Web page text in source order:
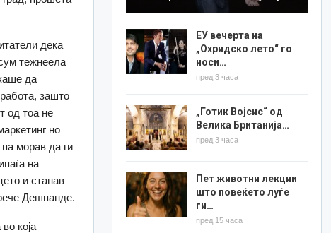
дека
тежнеела
да
зашто
од тоа не
но
морав да ги
на
и станав
Дешпанде.
која
ЕУ вечерта на
„Охридско лето“ го
носи…
пред 3 часа
„Готик Војсис“ од
Велика Британија…
пред 3 часа
Пет животни лекции
што повеќето луѓе
ги…
пред 15 часа